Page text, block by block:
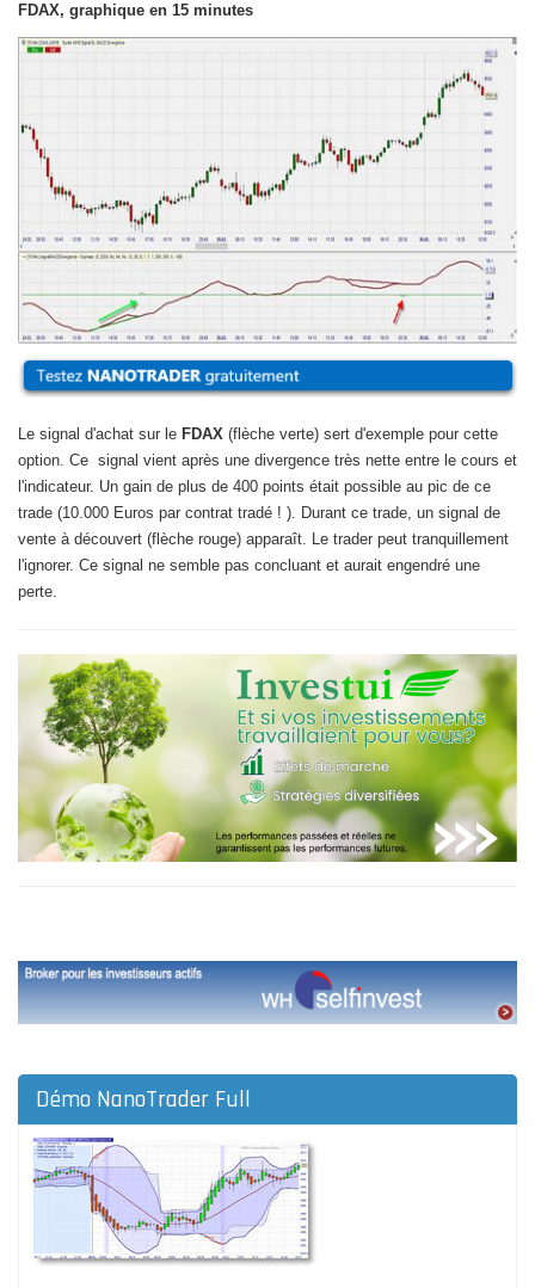
FDAX, graphique en 15 minutes
Le signal d'achat sur le FDAX (flèche verte) sert d'exemple pour cette
option. Ce signal vient après une divergence très nette entre le cours et
l'indicateur. Un gain de plus de 400 points était possible au pic de ce
trade (10.000 Euros par contrat tradé ! ). Durant ce trade, un signal de
vente à découvert (flèche rouge) apparaît. Le trader peut tranquillement
l'ignorer. Ce signal ne semble pas concluant et aurait engendré une
perte.
Démo NanoTrader Full